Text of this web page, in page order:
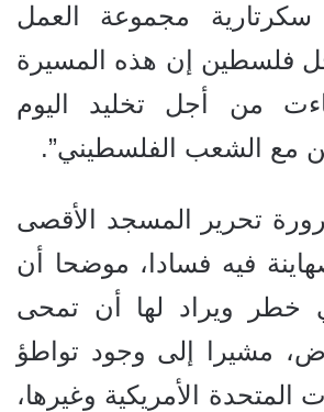
مجموعة العمل
فلسطين إن هذه المسيرة
من أجل تخليد اليوم
مع الشعب الفلسطيني”.
تحرير المسجد الأقصى
فيه فسادا، موضحا أن
خطر ويراد لها أن تمحى
مشيرا إلى وجود تواطؤ
المتحدة الأمريكية وغيرها،